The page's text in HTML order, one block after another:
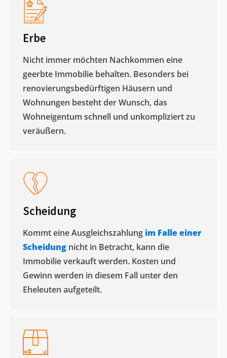
Erbe
Nicht immer möchten Nachkommen eine
geerbte Immobilie behalten. Besonders bei
renovierungsbedürftigen Häusern und
Wohnungen besteht der Wunsch, das
Wohneigentum schnell und unkompliziert zu
veräußern. ​
Scheidung
Kommt eine Ausgleichszahlung im Falle einer
Scheidung nicht in Betracht, kann die
Immobilie verkauft werden. Kosten und
Gewinn werden in diesem Fall unter den
Eheleuten aufgeteilt.​